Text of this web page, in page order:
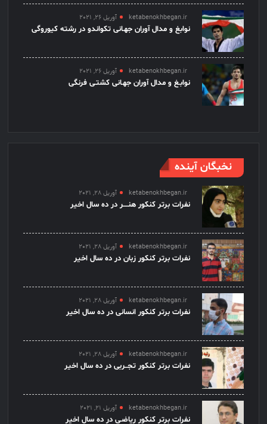
ketabenokhbegan.ir آوریل 26, 2021
نوابغ و مدال آوران جهـانی تکواندو در رشته کیوروگی
ketabenokhbegan.ir آوریل 26, 2021
نوابـغ و مدال آوران جهـانی کشتـی فرنگی
نخبگان آینده
ketabenokhbegan.ir آوریل 28, 2021
نفرات برتر کنکور هنــــر در ده سال اخیر
ketabenokhbegan.ir آوریل 28, 2021
نفرات برتر کنکور زبان در ده سال اخیر
ketabenokhbegan.ir آوریل 28, 2021
نفرات برتر کنکور انسانی در ده سال اخیر
ketabenokhbegan.ir آوریل 28, 2021
نفرات برتر کنکور تجــربی در ده سال اخیر
ketabenokhbegan.ir آوریل 21, 2021
نفرات برتر کنکور ریاضـی در ده سال اخیر